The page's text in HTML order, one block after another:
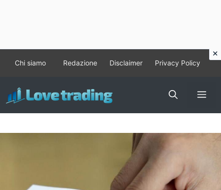
contenuto
Chi siamo Redazione Disclaimer Privacy Policy